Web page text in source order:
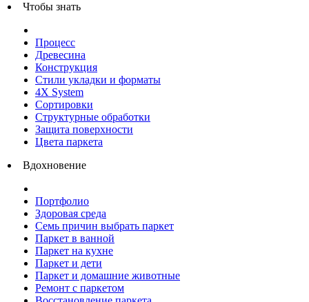
Чтобы знать
Процесс
Древесина
Конструкция
Стили укладки и форматы
4X System
Сортировки
Структурные обработки
Защита поверхности
Цвета паркета
Вдохновение
Портфолио
Здоровая среда
Семь причин выбрать паркет
Паркет в ванной
Паркет на кухне
Паркет и дети
Паркет и домашние животные
Ремонт с паркетом